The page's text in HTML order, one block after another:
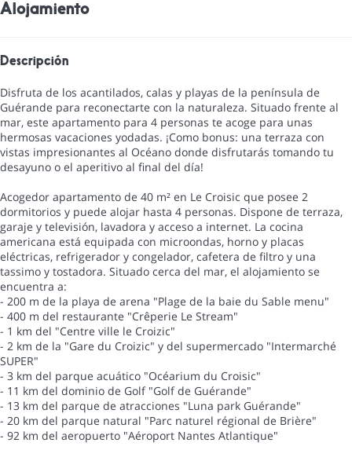
Alojamiento
Descripción
Disfruta de los acantilados, calas y playas de la península de
Guérande para reconectarte con la naturaleza. Situado frente al
mar, este apartamento para 4 personas te acoge para unas
hermosas vacaciones yodadas. ¡Como bonus: una terraza con
vistas impresionantes al Océano donde disfrutarás tomando tu
desayuno o el aperitivo al final del día!
Acogedor apartamento de 40 m² en Le Croisic que posee 2
dormitorios y puede alojar hasta 4 personas. Dispone de terraza,
garaje y televisión, lavadora y acceso a internet. La cocina
americana está equipada con microondas, horno y placas
eléctricas, refrigerador y congelador, cafetera de filtro y una
tassimo y tostadora. Situado cerca del mar, el alojamiento se
encuentra a:
- 200 m de la playa de arena "Plage de la baie du Sable menu"
- 400 m del restaurante "Crêperie Le Stream"
- 1 km del "Centre ville le Croizic"
- 2 km de la "Gare du Croizic" y del supermercado "Intermarché
SUPER"
- 3 km del parque acuático "Océarium du Croisic"
- 11 km del dominio de Golf "Golf de Guérande"
- 13 km del parque de atracciones "Luna park Guérande"
- 20 km del parque natural "Parc naturel régional de Brière"
- 92 km del aeropuerto "Aéroport Nantes Atlantique"